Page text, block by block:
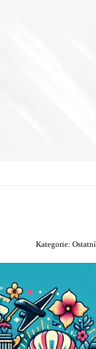
Kategorie: Ostatní